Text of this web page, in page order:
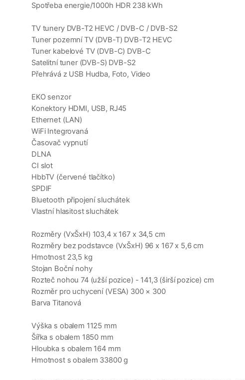
Spotřeba energie/1000h HDR 238 kWh
TV tunery DVB-T2 HEVC / DVB-C / DVB-S2
Tuner pozemní TV (DVB-T) DVB-T2 HEVC
Tuner kabelové TV (DVB-C) DVB-C
Satelitní tuner (DVB-S) DVB-S2
Přehrává z USB Hudba, Foto, Video
EKO senzor
Konektory HDMI, USB, RJ45
Ethernet (LAN)
WiFi Integrovaná
Časovač vypnutí
DLNA
CI slot
HbbTV (červené tlačítko)
SPDIF
Bluetooth připojení sluchátek
Vlastní hlasitost sluchátek
Rozměry (VxŠxH) 103,4 x 167 x 34,5 cm
Rozměry bez podstavce (VxŠxH) 96 x 167 x 5,6 cm
Hmotnost 23,5 kg
Stojan Boční nohy
Rozteč nohou 74 (užší pozice) - 141,3 (širší pozice) cm
Rozměr pro uchycení (VESA) 300 × 300
Barva Titanová
Výška s obalem 1125 mm
Šířka s obalem 1850 mm
Hloubka s obalem 164 mm
Hmotnost s obalem 33800 g